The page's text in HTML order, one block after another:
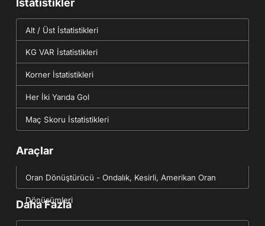
İstatistikler
Alt / Üst İstatistikleri
KG VAR İstatistikleri
Korner İstatistikleri
Her İki Yarıda Gol
Maç Skoru İstatistikleri
Araçlar
Oran Dönüştürücü - Ondalık, Kesirli, Amerikan Oran
Dönüşümleri
Daha Fazla